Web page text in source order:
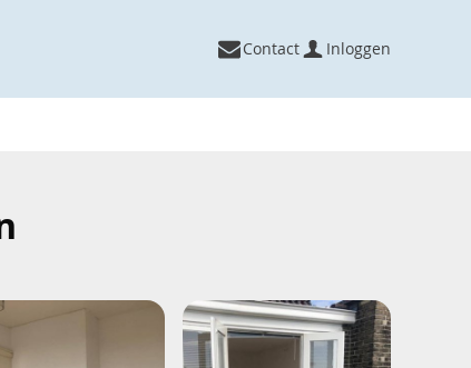
Contact Inloggen